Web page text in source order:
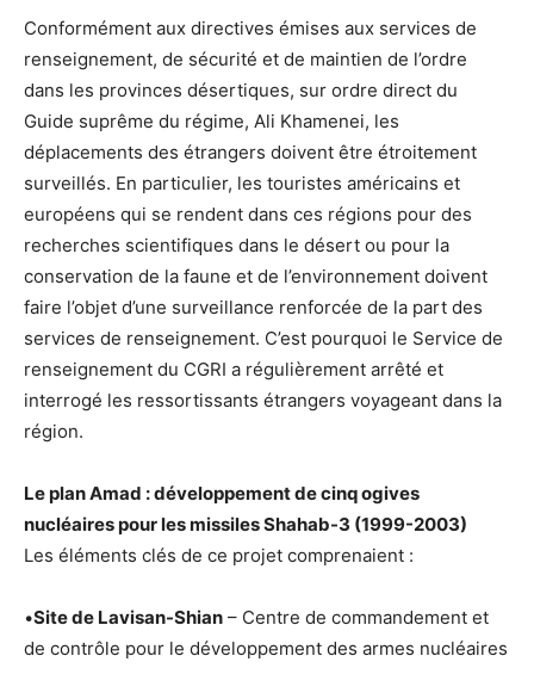
Conformément aux directives émises aux services de
renseignement, de sécurité et de maintien de l’ordre
dans les provinces désertiques, sur ordre direct du
Guide suprême du régime, Ali Khamenei, les
déplacements des étrangers doivent être étroitement
surveillés. En particulier, les touristes américains et
européens qui se rendent dans ces régions pour des
recherches scientifiques dans le désert ou pour la
conservation de la faune et de l’environnement doivent
faire l’objet d’une surveillance renforcée de la part des
services de renseignement. C’est pourquoi le Service de
renseignement du CGRI a régulièrement arrêté et
interrogé les ressortissants étrangers voyageant dans la
région.
Le plan Amad : développement de cinq ogives
nucléaires pour les missiles Shahab-3 (1999-2003)
Les éléments clés de ce projet comprenaient :
•Site de Lavisan-Shian – Centre de commandement et
de contrôle pour le développement des armes nucléaires